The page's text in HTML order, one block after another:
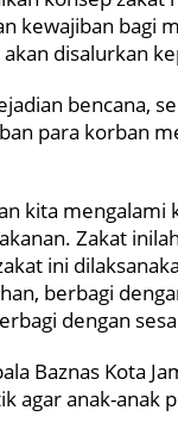
kewajiban bagi
disalurkan
bencana,
para korban
kita mengalami
Zakat
ini
berbagi
dengan
Baznas Kota
agar anak-anak